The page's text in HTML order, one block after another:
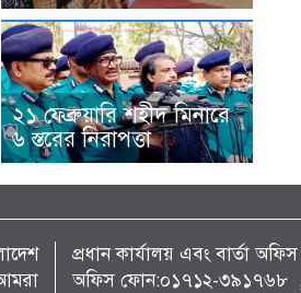
২১ ফেব্রুয়ারি শহীদ মিনারে
৬ স্তরের নিরাপত্তা
প্রধান কার্যালয় এবং বার্তা
অফিস ফোন:০১৭১২-৩৯১৭৬৮